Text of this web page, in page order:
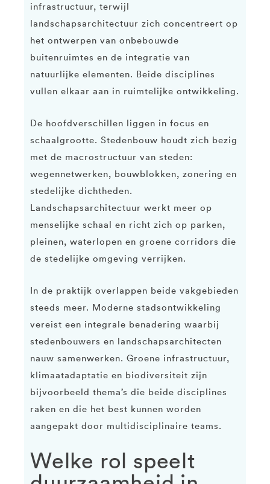
infrastructuur, terwijl
landschapsarchitectuur zich concentreert op
het ontwerpen van onbebouwde
buitenruimtes en de integratie van
natuurlijke elementen. Beide disciplines
vullen elkaar aan in ruimtelijke ontwikkeling.
De hoofdverschillen liggen in focus en
schaalgrootte. Stedenbouw houdt zich bezig
met de macrostructuur van steden:
wegennetwerken, bouwblokken, zonering en
stedelijke dichtheden.
Landschapsarchitectuur werkt meer op
menselijke schaal en richt zich op parken,
pleinen, waterlopen en groene corridors die
de stedelijke omgeving verrijken.
In de praktijk overlappen beide vakgebieden
steeds meer. Moderne stadsontwikkeling
vereist een integrale benadering waarbij
stedenbouwers en landschapsarchitecten
nauw samenwerken. Groene infrastructuur,
klimaatadaptatie en biodiversiteit zijn
bijvoorbeeld thema’s die beide disciplines
raken en die het best kunnen worden
aangepakt door multidisciplinaire teams.
Welke rol speelt